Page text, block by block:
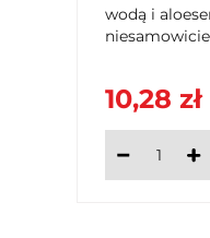
wodą i
10,28 zł